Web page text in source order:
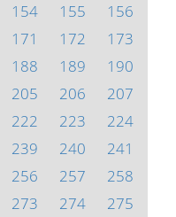
154 155
156
171 172
173
188 189
190
205 206
207
222 223
224
239 240
241
256 257
258
273 274 275